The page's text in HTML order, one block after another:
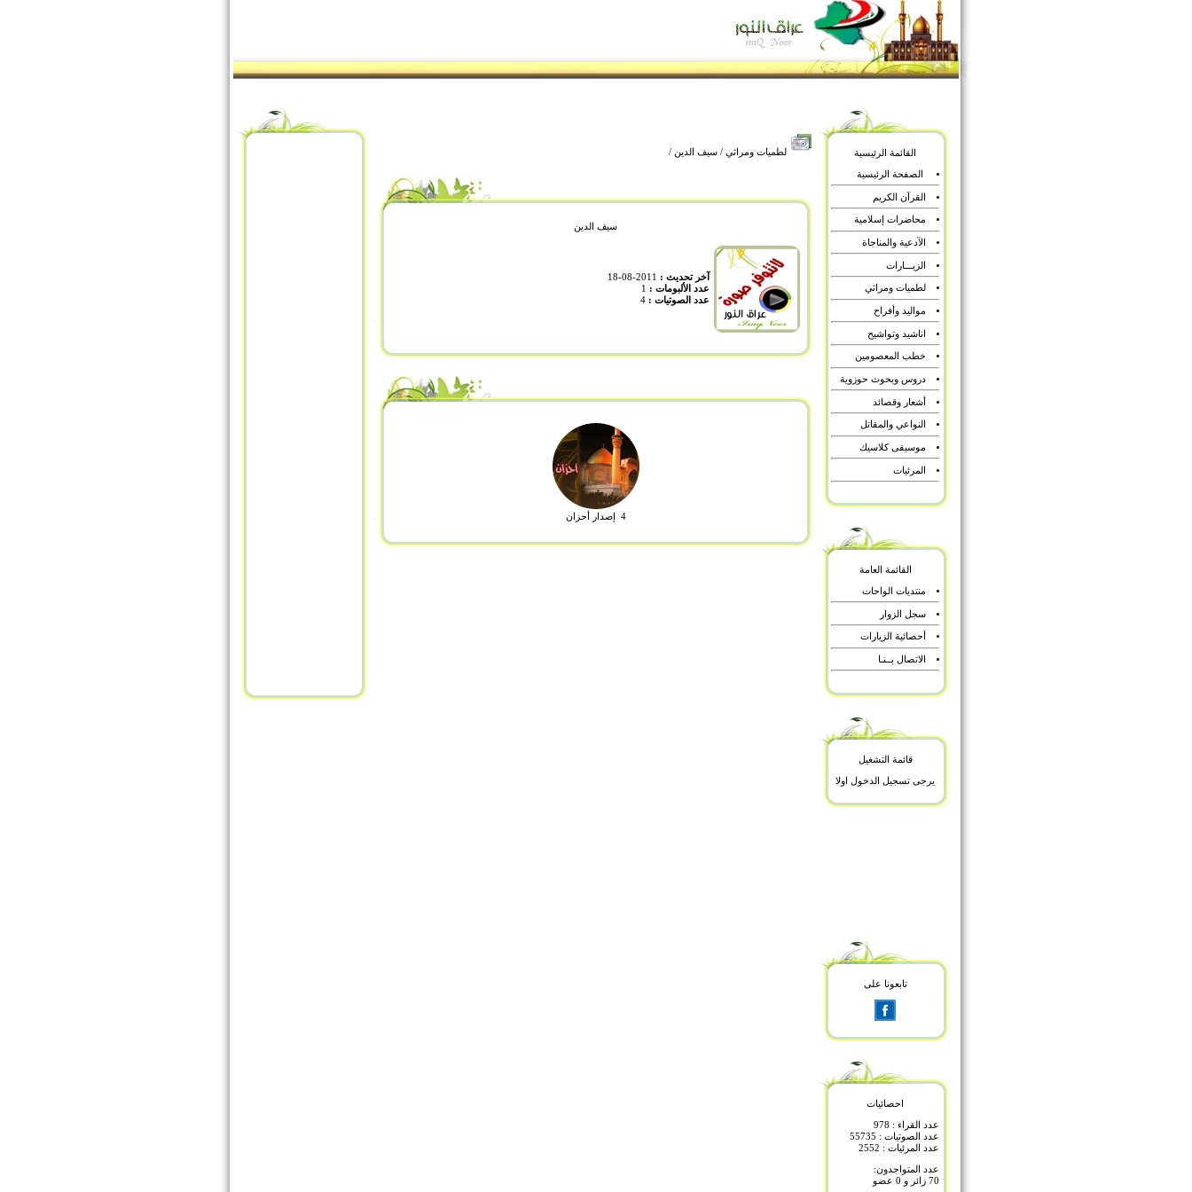
لطميات ومراثي / سيف الدين /
سيف الدين
آخر تحديث : 2011-08-18
عدد الألبومات : 1
عدد الصوتيات : 4
4 إصدار أحزان
القائمة الرئيسية
الصفحة الرئيسية
القرآن الكريم
محاضرات إسلامية
الآدعية والمناجاة
الزيـــارات
لطميات ومراثي
مواليد وأفراح
اناشيد وتواشيح
خطب المعصومين
دروس وبحوث حوزوية
أشعار وقصائد
النواعي والمقاتل
موسيقى كلاسيك
المرئيات
القائمة العامة
منتديات الواحات
سجل الزوار
أحصائية الزيارات
الاتصال بــنـا
قائمة التشغيل
يرجى تسجيل الدخول اولا
تابعونا على
احصائيات
عدد القراء : 978
عدد الصوتيات : 55735
عدد المرئيات : 2552
عدد المتواجدون:
70 زائر و 0 عضو